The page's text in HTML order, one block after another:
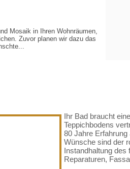
Mosaik in Ihren Wohnräumen,
Zuvor planen wir dazu das
Ihr Bad braucht
Teppichbodens
80 Jahre
Wünsche sind der
Instandhaltung
Reparaturen,